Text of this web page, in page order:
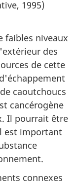
1995)
faibles niveaux
des
de cette
caoutchoucs
cancérogène
Il pourrait être
est important
connexes